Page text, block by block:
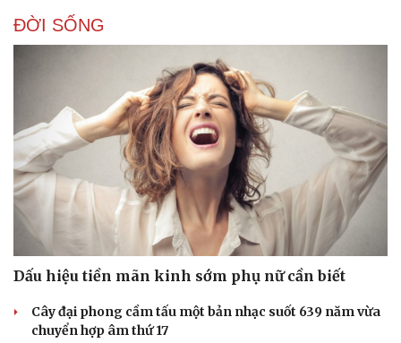
Thông tin doanh nghiệp
Doanh nhân
Vì cộng đồng
Công nghệ
Sành điệu
Trải nghiệm
ĐỜI SỐNG
Dấu hiệu tiền mãn kinh sớm phụ nữ cần biết
Cây đại phong cầm tấu một bản nhạc suốt 639 năm vừa
chuyển hợp âm thứ 17